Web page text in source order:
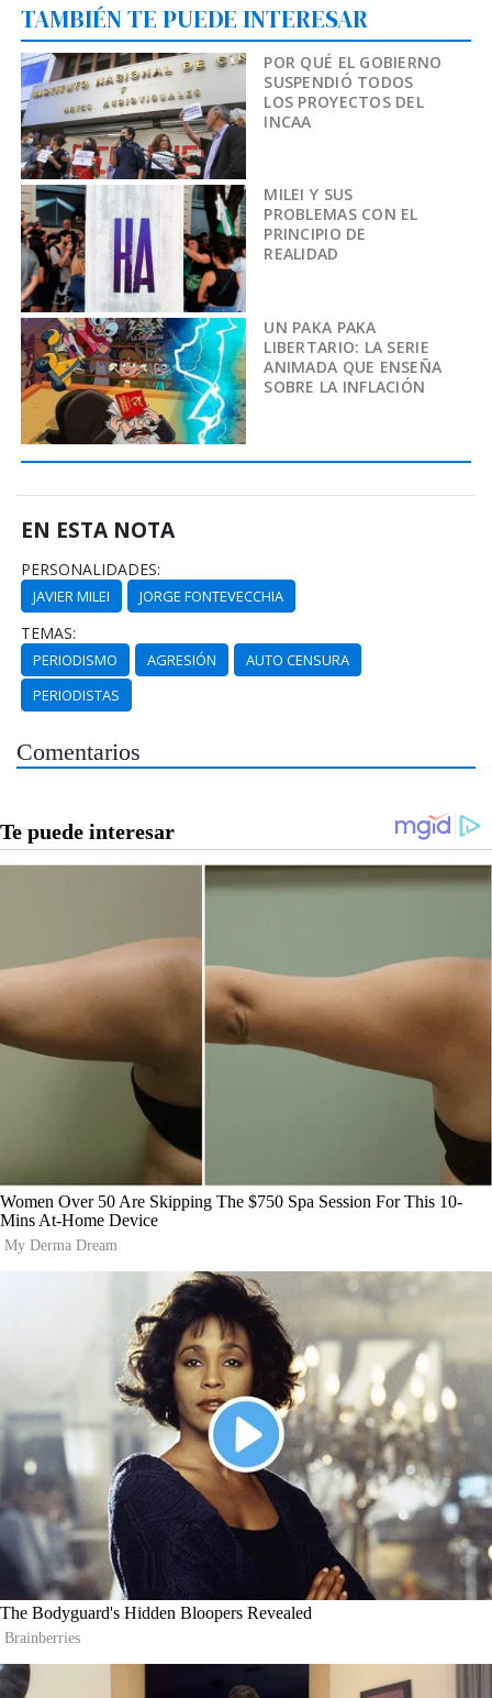
TAMBIÉN TE PUEDE INTERESAR
POR QUÉ EL GOBIERNO
SUSPENDIÓ TODOS
LOS PROYECTOS DEL
INCAA
MILEI Y SUS
PROBLEMAS CON EL
PRINCIPIO DE
REALIDAD
UN PAKA PAKA
LIBERTARIO: LA SERIE
ANIMADA QUE ENSEÑA
SOBRE LA INFLACIÓN
EN ESTA NOTA
PERSONALIDADES:
JAVIER MILEI JORGE FONTEVECCHIA
TEMAS:
PERIODISMO AGRESIÓN
AUTO CENSURA
PERIODISTAS
Comentarios